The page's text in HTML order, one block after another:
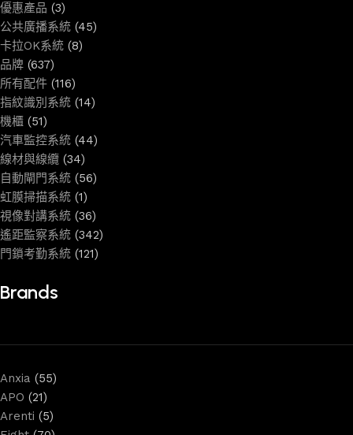
優惠產品 (3)
公共廣播系統 (45)
卡拉OK系統 (8)
品牌 (637)
所有配件 (116)
指紋識別系統 (14)
機櫃 (51)
汽車監控系統 (44)
線材與線纜 (34)
自動閘門系統 (56)
虹膜掃描系統 (1)
視像對講系統 (36)
遙距監察系統 (342)
門鎖考勤系統 (121)
Brands
Anxia (55)
APO (21)
Arenti (5)